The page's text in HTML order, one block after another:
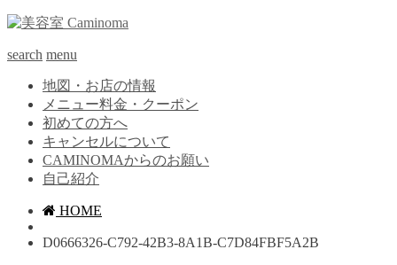
search menu
地図・お店の情報
メニュー料金・クーポン
初めての方へ
キャンセルについて
CAMINOMAからのお願い
自己紹介
HOME
D0666326-C792-42B3-8A1B-C7D84FBF5A2B